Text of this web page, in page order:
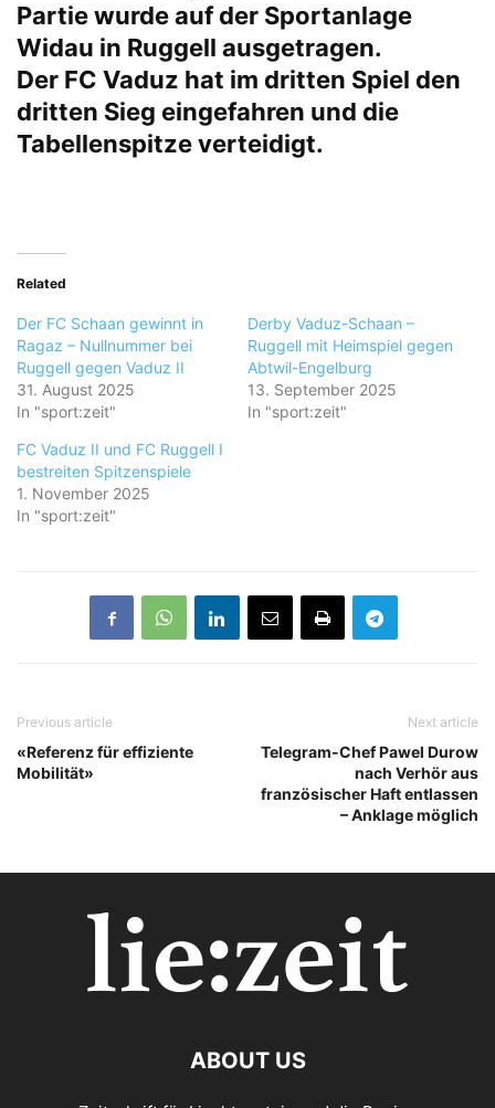
Partie wurde auf der Sportanlage
Widau in Ruggell ausgetragen.
Der FC Vaduz hat im dritten Spiel den
dritten Sieg eingefahren und die
Tabellenspitze verteidigt.
Related
Der FC Schaan gewinnt in
Ragaz – Nullnummer bei
Ruggell gegen Vaduz II
31. August 2025
In "sport:zeit"
Derby Vaduz-Schaan –
Ruggell mit Heimspiel gegen
Abtwil-Engelburg
13. September 2025
In "sport:zeit"
FC Vaduz II und FC Ruggell I
bestreiten Spitzenspiele
1. November 2025
In "sport:zeit"
Previous article
«Referenz für effiziente
Mobilität»
Next article
Telegram-Chef Pawel Durow
nach Verhör aus
französischer Haft entlassen
– Anklage möglich
ABOUT US